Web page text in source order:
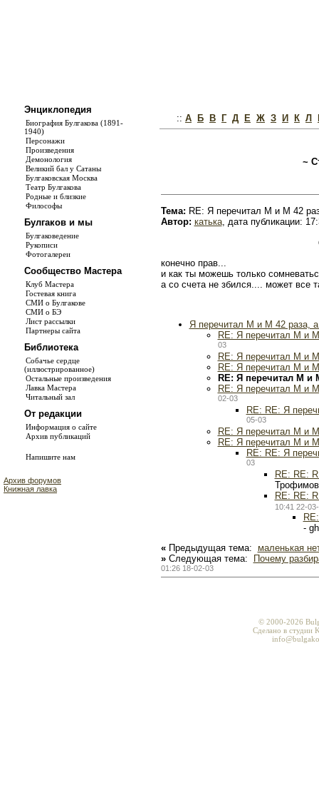
Энциклопедия
Биография Булгакова (1891-
1940)
Персонажи
Произведения
Демонология
Великий бал у Сатаны
Булгаковская Москва
Театр Булгакова
Родные и близкие
Философы
Булгаков и мы
Булгаковедение
Рукописи
Фотогалереи
Сообщество Мастера
Клуб Мастера
Гостевая книга
СМИ о Булгакове
СМИ о БЭ
Лист рассылки
Партнеры сайта
Библиотека
Собачье сердце
(иллюстрированное)
Остальные произведения
Лавка Мастера
Читальный зал
От редакции
Информация о сайте
Архив публикаций
Напишите нам
Архив форумов
Книжная лавка
:: А Б В Г Д Е Ж З И К Л
~
Тема: RE: Я перечитал М и М 42
Автор: катька, дата публикации:
конечно прав...
и как ты можешь только
а со счета не збился.... может все
Я перечитал М и М 42 раза,
RE: Я перечитал М и
03
RE: Я перечитал М и
RE: Я перечитал М и
RE: Я перечитал М и
RE: Я перечитал М и
02-03
RE: RE: Я
05-03
RE: Я перечитал М и
RE: Я перечитал М и
RE: RE: Я
03
RE: RE:
RE: RE:
10:41 22-
-
«Предыдущая тема: маленькая
»Следующая тема: Почему
01:26 18-02-03
© 2000-2026
Сделано в студии